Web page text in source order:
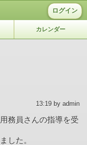
ログイン
カレンダー
13:19 by admin
務員さんの指導を受
した。